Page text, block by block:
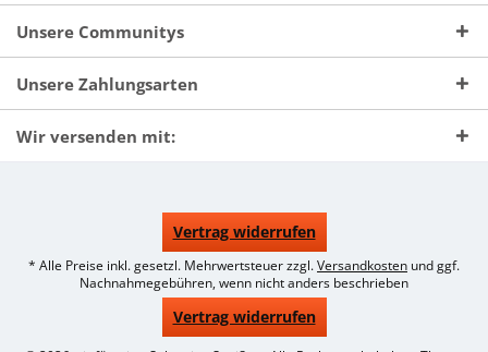
Unsere Communitys
Unsere Zahlungsarten
Wir versenden mit:
Vertrag widerrufen
* Alle Preise inkl. gesetzl. Mehrwertsteuer zzgl.Versandkosten und ggf.
Nachnahmegebühren, wenn nicht anders beschrieben
Vertrag widerrufen